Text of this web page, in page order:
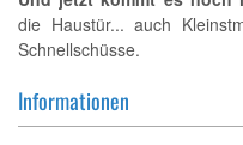
die Haustür... auch
Schnellschüsse.
Informationen